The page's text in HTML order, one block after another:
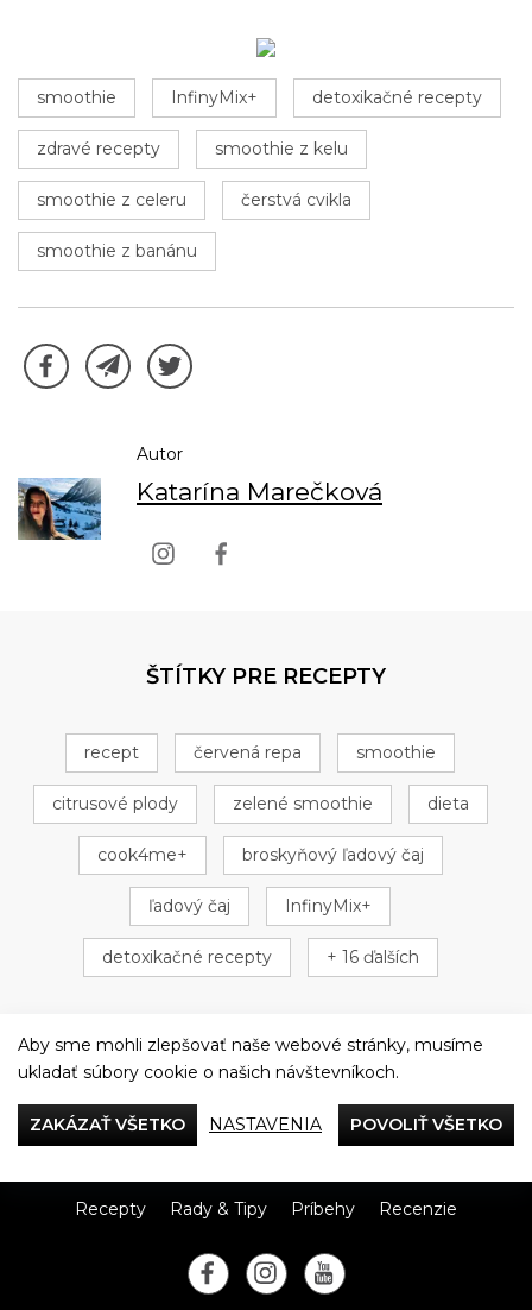
smoothie InfinyMix+ detoxikačné recepty
zdravé recepty smoothie z kelu
smoothie z celeru čerstvá cvikla
smoothie z banánu
Autor
Katarína Marečková
ŠTÍTKY PRE RECEPTY
recept červená repa smoothie
citrusové plody zelené smoothie dieta
cook4me+ broskyňový ľadový čaj
ľadový čaj InfinyMix+
detoxikačné recepty + 16 ďalších
Večeriame společne
Recepty Rady & Tipy Príbehy Recenzie
Aby sme mohli zlepšovať naše webové stránky, musíme
ukladať súbory cookie o našich návštevníkoch.
ZAKÁZAŤ VŠETKO NASTAVENIA POVOLIŤ VŠETKO